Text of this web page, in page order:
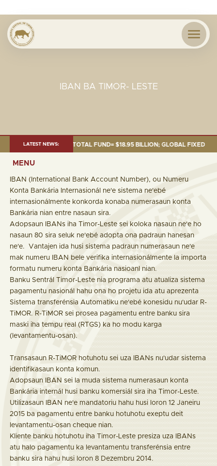
IBAN BA TIMOR- LESTE
LATEST NEWS:
AS OF 30 SEP. 2025: TOTAL FUND= $18.95 BILLION; GLOBAL FIXED
MENU
IBAN (International Bank Account Number), ou Numeru
Konta Bankária Internasionál ne'e sistema ne'ebé
internasionálmente konkorda konaba numerasaun konta
Bankária nian entre nasaun sira.
Adopsaun IBANs iha Timor-Leste sei koloka nasaun ne'e ho
nasaun 80 sira seluk ne'ebé adopta ona padraun hanesan
ne'e. Vantajen ida husi sistema padraun numerasaun ne'e
mak numeru IBAN bele verifika internasionálmente la importa
formatu numeru konta Bankária nasioanl nian.
Banku Sentrál Timor-Leste nia programa atu atualiza sistema
pagamentu nasionál hahu ona ho projetu ida atu aprezenta
Sistema transferénsia Automatiku ne'ebé konesidu nu'udar R-
TiMOR. R-TiMOR sei prosea pagamentu entre banku sira
maski iha tempu real (RTGS) ka ho modu karga
(levantamentu-osan).
Transasaun R-TiMOR hotuhotu sei uza IBANs nu'udar sistema
identifikasaun konta komun.
Adopsaun IBAN sei la muda sistema numerasaun konta
Bankária internál husi banku komersiál sira iha Timor-Leste.
Utilizasaun IBAN ne'e mandatoriu hahu husi loron 12 Janeiru
2015 ba pagamentu entre banku hotuhotu exeptu deit
levantamentu-osan cheque nian.
Kliente banku hotuhotu iha Timor-Leste presiza uza IBANs
atu halo pagamentu ka levantamentu transferénsia entre
banku sira hahu husi loron 8 Dezembru 2014.